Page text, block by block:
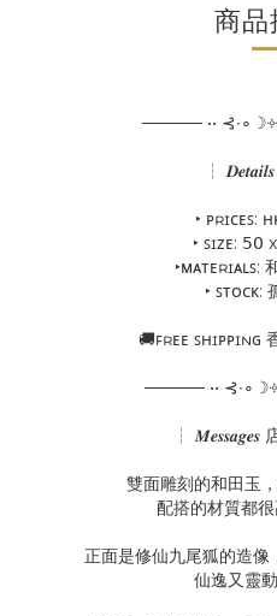
商品
───── ••
┆
‣ ᴘʀɪᴄᴇꜱ:
‣ ꜱɪᴢᴇ: 𝟧𝟢
‣ᴍᴀᴛᴇʀɪᴀʟꜱ:
‣ ꜱᴛᴏᴄᴋ:
🚚ꜰʀᴇᴇ ꜱʜɪᴘᴘɪɴɢ
───── ••
┆ 𝑴𝒆𝒔𝒔𝒂𝒈𝒆𝒔
雙面雕刻的和田玉
配搭的材質都很
正面是修仙九尾狐的造像
仙逸又靈